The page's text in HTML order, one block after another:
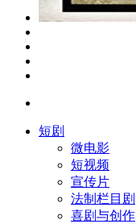
短剧
微电影
短视频
宣传片
法制栏目剧
喜剧与创作